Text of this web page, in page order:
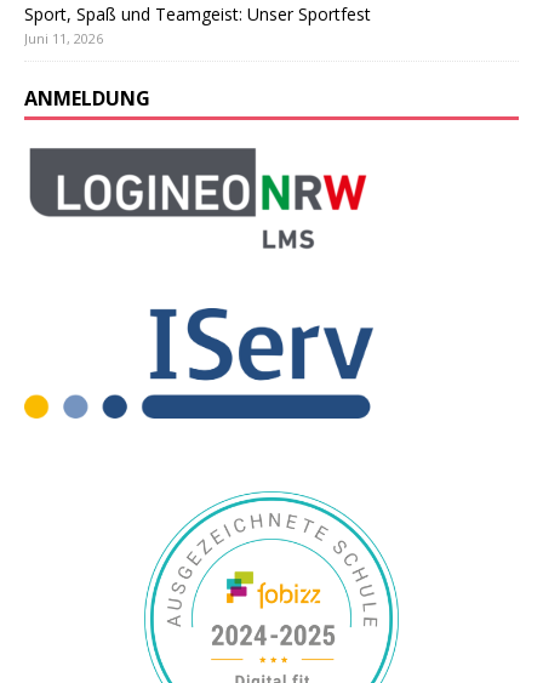
Sport, Spaß und Teamgeist: Unser Sportfest
Juni 11, 2026
ANMELDUNG